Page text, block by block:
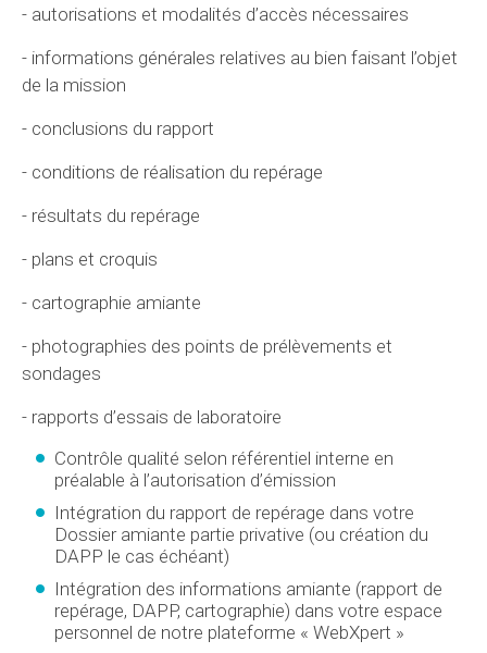
- autorisations et modalités d’accès nécessaires
- informations générales relatives au bien faisant l’objet
de la mission
- conclusions du rapport
- conditions de réalisation du repérage
- résultats du repérage
- plans et croquis
- cartographie amiante
- photographies des points de prélèvements et
sondages
- rapports d’essais de laboratoire
Contrôle qualité selon référentiel interne en
préalable à l’autorisation d’émission
Intégration du rapport de repérage dans votre
Dossier amiante partie privative (ou création du
DAPP le cas échéant)
Intégration des informations amiante (rapport de
repérage, DAPP, cartographie) dans votre espace
personnel de notre plateforme « WebXpert »